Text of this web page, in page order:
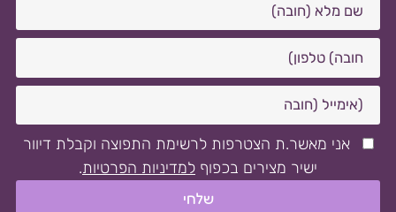
אני מאשר.ת הצטרפות לרשימת התפוצה וקבלת דיוור
ישיר מצירים בכפוף למדיניות הפרטיות.